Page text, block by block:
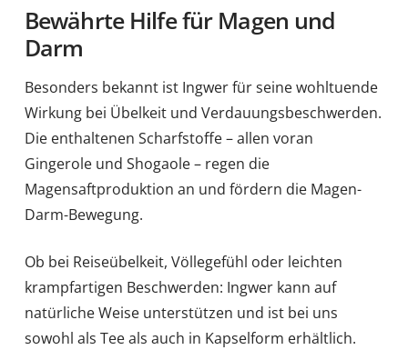
Bewährte Hilfe für Magen und
Darm
Besonders bekannt ist Ingwer für seine wohltuende
Wirkung bei Übelkeit und Verdauungsbeschwerden.
Die enthaltenen Scharfstoffe – allen voran
Gingerole und Shogaole – regen die
Magensaftproduktion an und fördern die Magen-
Darm-Bewegung.
Ob bei Reiseübelkeit, Völlegefühl oder leichten
krampfartigen Beschwerden: Ingwer kann auf
natürliche Weise unterstützen und ist bei uns
sowohl als Tee als auch in Kapselform erhältlich.